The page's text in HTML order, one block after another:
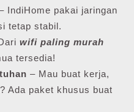
IndiHome pakai jaringan
tetap stabil.
wifi paling murah
tersedia!
– Mau buat kerja,
Ada paket khusus buat